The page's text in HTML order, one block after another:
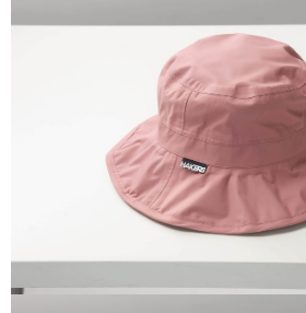
宅配出貨(2000以上免運)
每筆NT$100，滿NT$2,000(含以上)免運費